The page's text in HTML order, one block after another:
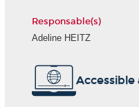
Responsable(s)
Adeline HEITZ
Accessible